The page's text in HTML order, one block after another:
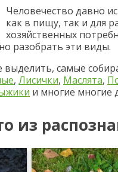
Человечество давно
как в пищу, так и для
хозяйственных
разобрать эти виды.
выделить, самые
, Лисички, Маслята,
и многие многие
из